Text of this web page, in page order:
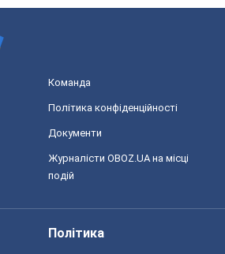
Команда
Політика конфіденційності
Документи
Журналісти OBOZ.UA на місці
подій
Політика